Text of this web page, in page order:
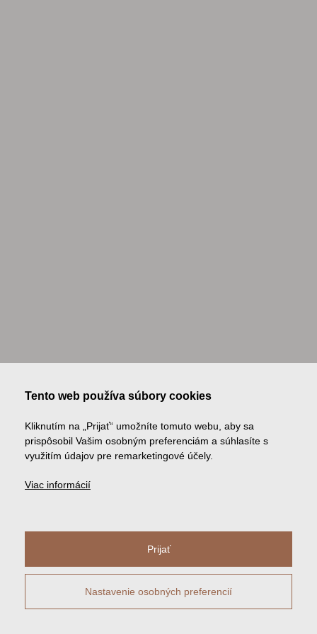
Tento web používa súbory cookies
Kliknutím na „Prijať“ umožníte tomuto webu, aby sa
prispôsobil Vašim osobným preferenciám a súhlasíte s
využitím údajov pre remarketingové účely.
Viac informácií
Prijať
Nastavenie osobných preferencií